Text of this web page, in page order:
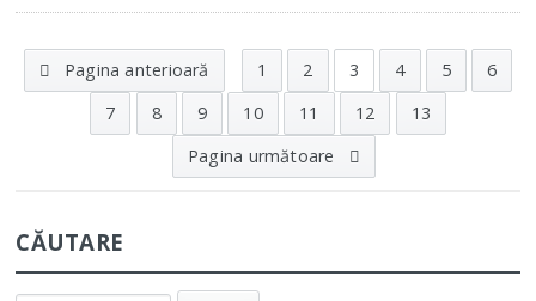
Pagina anterioară 1 2 3 4 5
6
7
8 9 10 11 12
13
Pagina următoare
CĂUTARE